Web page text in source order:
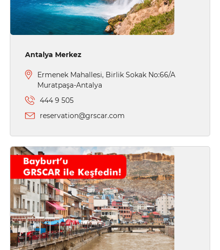
Antalya Merkez
Ermenek Mahallesi, Birlik Sokak No:66/A
Muratpaşa-Antalya
444 9 505
reservation@grscar.com